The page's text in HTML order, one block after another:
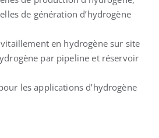
de génération d’hydrogène
en hydrogène sur site
par pipeline et réservoir
les applications d’hydrogène